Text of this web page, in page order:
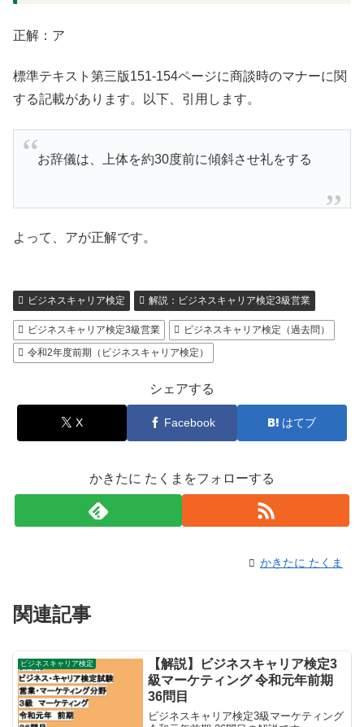
正解：ア
標準テキスト第三版151-154ページに商談時のマナーに関
する記載があります。以下、引用します。
お辞儀は、上体を約30度前に傾斜させ礼をする
よって、アが正解です。
ビジネスキャリア検定 解説：ビジネスキャリア検定3級営業
ビジネスキャリア検定3級営業
ビジネスキャリア検定（過去問）
令和2年度前期（ビジネスキャリア検定）
シェアする
X Facebook はてブ
かきたに たくまをフォローする
かきたに たくま
関連記事
ビジネスキャリア検定
【解説】ビジネスキャリア検定3
級マーケティング 令和元年前期
36問目
ビジネスキャリア検定3級マーケティング